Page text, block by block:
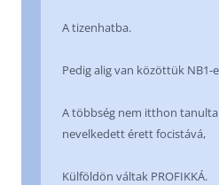
A tizenhatba.
Pedig alig van közöttük NB1-
A többség nem itthon
nevelkedett érett focistává,
Külföldön váltak PROFIKKÁ.